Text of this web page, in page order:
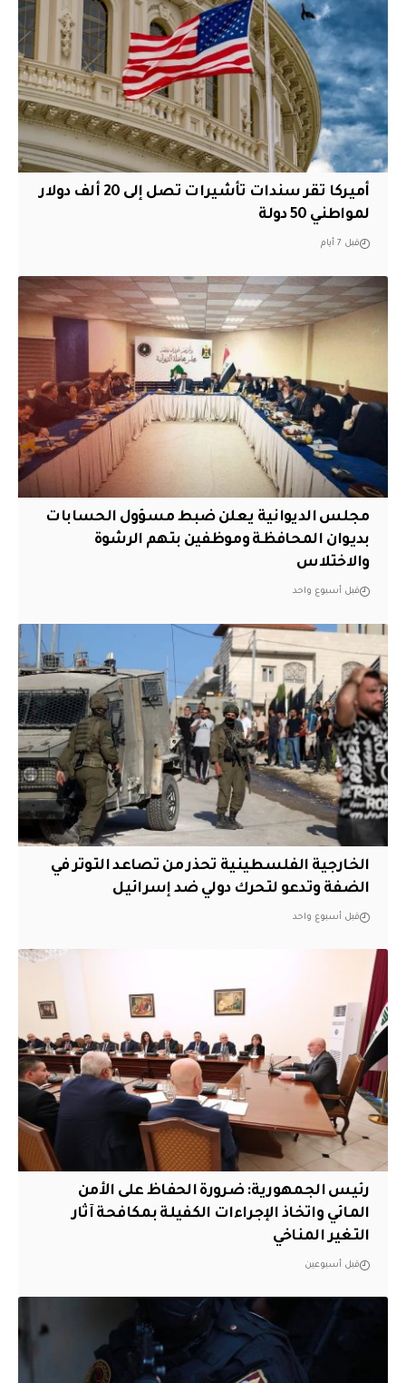
أميركا تقر سندات تأشيرات تصل إلى 20 ألف دولار
لمواطني 50 دولة
قبل 7 أيام
مجلس الديوانية يعلن ضبط مسؤول الحسابات
بديوان المحافظة وموظفين بتهم الرشوة
والاختلاس
قبل أسبوع واحد
الخارجية الفلسطينية تحذر من تصاعد التوتر في
الضفة وتدعو لتحرك دولي ضد إسرائيل
قبل أسبوع واحد
رئيس الجمهورية: ضرورة الحفاظ على الأمن
المائي واتخاذ الإجراءات الكفيلة بمكافحة آثار
التغير المناخي
قبل أسبوعين